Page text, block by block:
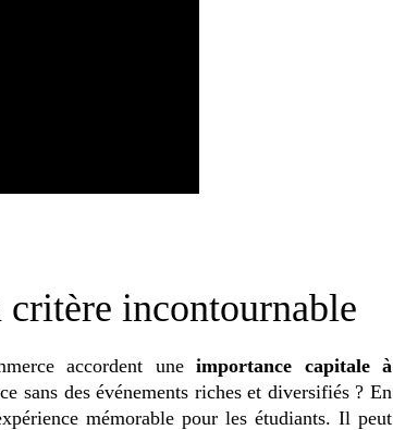
critère incontournable
accordent une importance capitale à
sans des événements riches et diversifiés ? En
mémorable pour les étudiants. Il peut